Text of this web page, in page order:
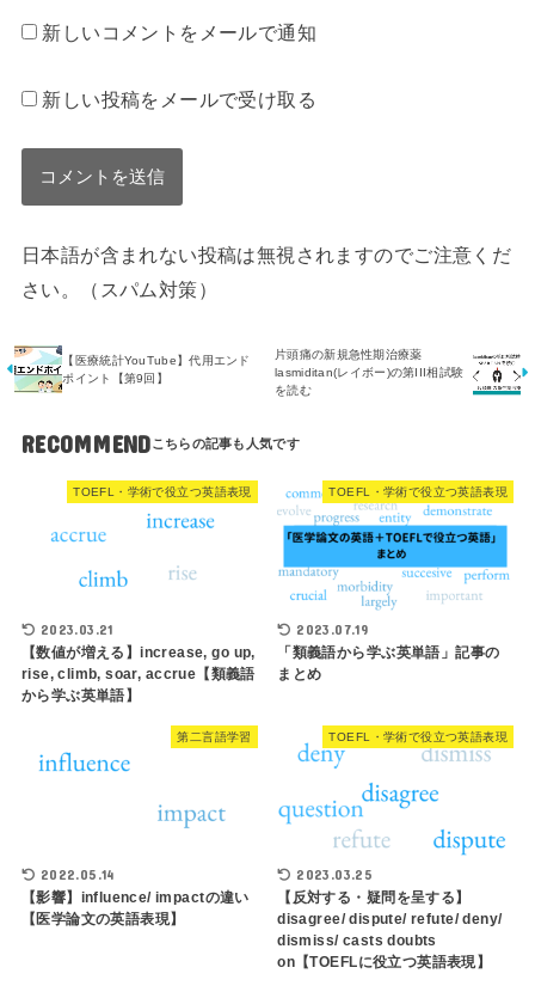
新しいコメントをメールで通知
新しい投稿をメールで受け取る
日本語が含まれない投稿は無視されますのでご注意くだ
さい。（スパム対策）
【医療統計YouTube】代用エンド
ポイント【第9回】
片頭痛の新規急性期治療薬
lasmiditan(レイボー)の第III相試験
を読む
RECOMMEND
TOEFL・学術で役立つ英語表現
2023.03.21
【数値が増える】increase, go up,
rise, climb, soar, accrue【類義語
から学ぶ英単語】
TOEFL・学術で役立つ英語表現
2023.07.19
「類義語から学ぶ英単語」記事の
まとめ
第二言語学習
2022.05.14
【影響】influence/ impactの違い
【医学論文の英語表現】
TOEFL・学術で役立つ英語表現
2023.03.25
【反対する・疑問を呈する】
disagree/ dispute/ refute/ deny/
dismiss/ casts doubts
on【TOEFLに役立つ英語表現】